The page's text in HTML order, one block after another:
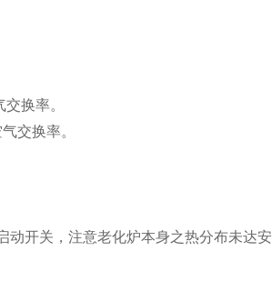
交换率。
交换率。
动开关，注意老化炉本身之热分布未达